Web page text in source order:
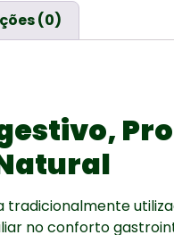
(0)
tradicionalmente
no conforto